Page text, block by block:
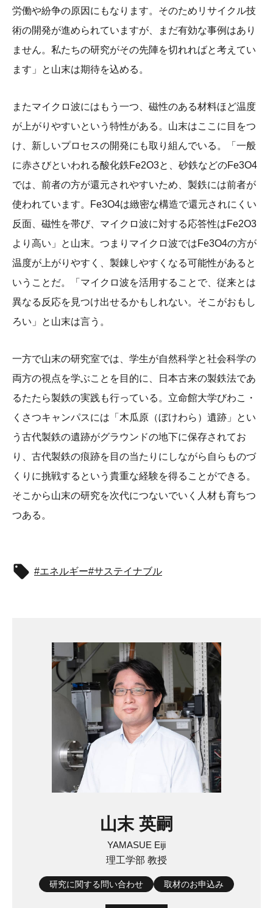
労働や紛争の原因にもなります。そのためリサイクル技
術の開発が進められていますが、まだ有効な事例はあり
ません。私たちの研究がその先陣を切れればと考えてい
ます」と山末は期待を込める。
またマイクロ波にはもう一つ、磁性のある材料ほど温度
が上がりやすいという特性がある。山末はここに目をつ
け、新しいプロセスの開発にも取り組んでいる。「一般
に赤さびといわれる酸化鉄Fe2O3と、砂鉄などのFe3O4
では、前者の方が還元されやすいため、製鉄には前者が
使われています。Fe3O4は緻密な構造で還元されにくい
反面、磁性を帯び、マイクロ波に対する応答性はFe2O3
より高い」と山末。つまりマイクロ波ではFe3O4の方が
温度が上がりやすく、製錬しやすくなる可能性があると
いうことだ。「マイクロ波を活用することで、従来とは
異なる反応を見つけ出せるかもしれない。そこがおもし
ろい」と山末は言う。
一方で山末の研究室では、学生が自然科学と社会科学の
両方の視点を学ぶことを目的に、日本古来の製鉄法であ
るたたら製鉄の実践も行っている。立命館大学びわこ・
くさつキャンパスには「木瓜原（ぼけわら）遺跡」とい
う古代製鉄の遺跡がグラウンドの地下に保存されてお
り、古代製鉄の痕跡を目の当たりにしながら自らものづ
くりに挑戦するという貴重な経験を得ることができる。
そこから山末の研究を次代につないでいく人材も育ちつ
つある。
エネルギー サステイナブル
山末 英嗣
YAMASUE Eiji
理工学部 教授
研究に関する問い合わせ 取材のお申込み